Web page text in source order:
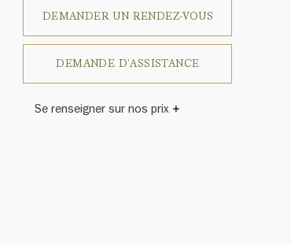
DEMANDER UN RENDEZ-VOUS
DEMANDE D'ASSISTANCE
Se renseigner sur nos prix